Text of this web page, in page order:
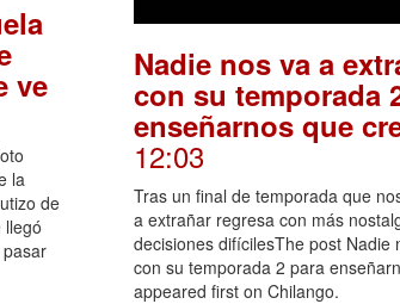
ve
la
de
llegó
Nadie nos va a
con su temporada
enseñarnos que
12:03
Tras un final de temporada que
a extrañar regresa con más
decisiones difícilesThe post Nadie
con su temporada 2 para
appeared first on Chilango.